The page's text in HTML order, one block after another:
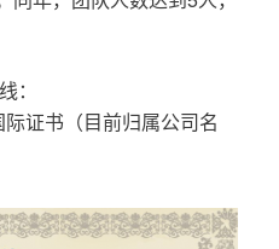
：
证书（目前归属公司名